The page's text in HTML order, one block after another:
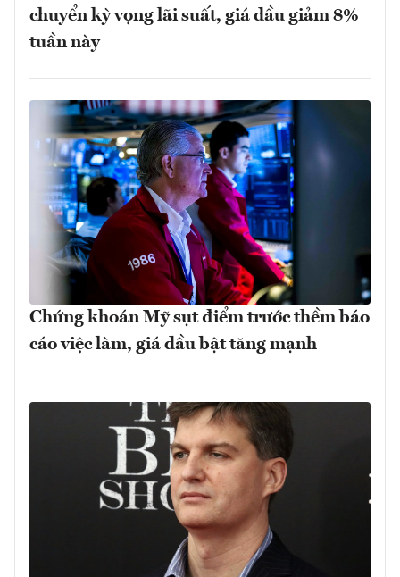
chuyển kỳ vọng lãi suất, giá dầu giảm 8%
tuần này
Chứng khoán Mỹ sụt điểm trước thềm báo
cáo việc làm, giá dầu bật tăng mạnh